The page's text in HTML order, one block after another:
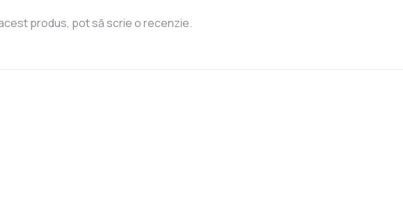
produs, pot să scrie o recenzie.